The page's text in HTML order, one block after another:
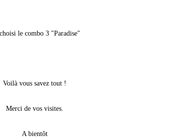
le combo 3 "Paradise"
Voilà vous savez tout !
Merci de vos visites.
A bientôt